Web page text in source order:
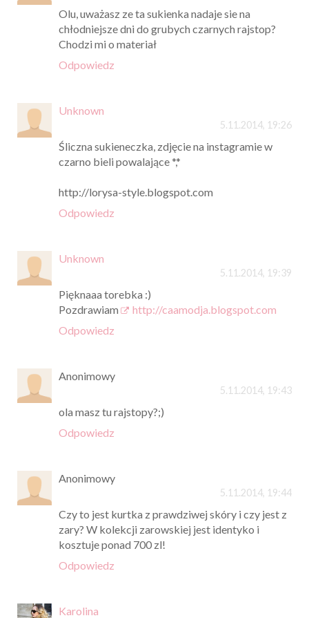
Olu, uważasz ze ta sukienka nadaje sie na
chłodniejsze dni do grubych czarnych rajstop?
Chodzi mi o materiał
Odpowiedz
Unknown
5.11.2014, 19:26
Śliczna sukieneczka, zdjęcie na instagramie w
czarno bieli powalające *,*
http://lorysa-style.blogspot.com
Odpowiedz
Unknown
5.11.2014, 19:39
Pięknaaa torebka :)
Pozdrawiam
http://caamodja.blogspot.com
Odpowiedz
Anonimowy
5.11.2014, 19:43
ola masz tu rajstopy?;)
Odpowiedz
Anonimowy
5.11.2014, 19:44
Czy to jest kurtka z prawdziwej skóry i czy jest z
zary? W kolekcji zarowskiej jest identyko i
kosztuje ponad 700 zl!
Odpowiedz
Karolina